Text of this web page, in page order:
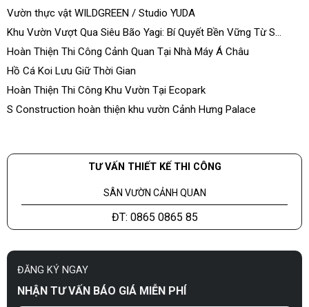
Vườn thực vật WILDGREEN / Studio YUDA
Khu Vườn Vượt Qua Siêu Bão Yagi: Bí Quyết Bền Vững Từ S
Construction
Hoàn Thiện Thi Công Cảnh Quan Tại Nhà Máy Á Châu
Hồ Cá Koi Lưu Giữ Thời Gian
Hoàn Thiện Thi Công Khu Vườn Tại Ecopark
S Construction hoàn thiện khu vườn Cảnh Hưng Palace
TƯ VẤN THIẾT KẾ THI CÔNG
SÂN VƯỜN CẢNH QUAN
ĐT: 0865 0865 85
ĐĂNG KÝ NGAY
NHẬN TƯ VẤN BÁO GIÁ MIỄN PHÍ